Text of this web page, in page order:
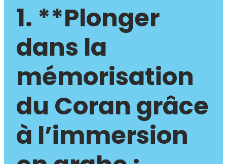
1. **Plonger
dans la
mémorisation
du Coran grâce
à l’immersion